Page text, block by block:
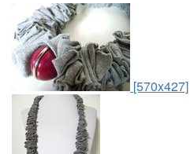
[570x427]